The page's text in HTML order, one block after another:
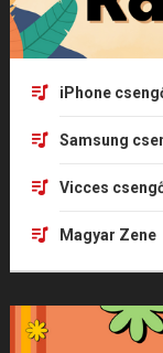
iPhone
Samsung
Vicces
Magyar Zene